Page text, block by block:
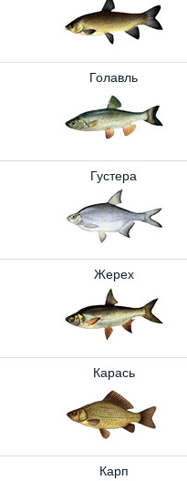
Голавль
Густера
Жерех
Карась
Карп